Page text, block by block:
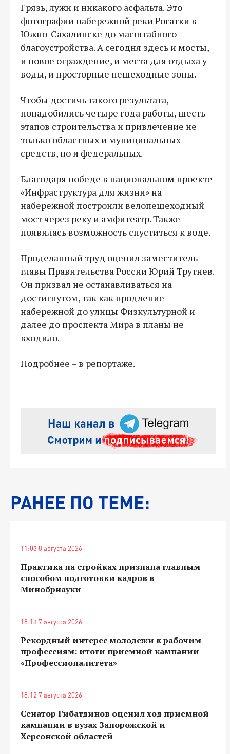
Грязь, лужи и никакого асфальта. Это
фотографии набережной реки Рогатки в
Южно-Сахалинске до масштабного
благоустройства. А сегодня здесь и мосты,
и новое ограждение, и места для отдыха у
воды, и просторные пешеходные зоны.
Чтобы достичь такого результата,
понадобились четыре года работы, шесть
этапов строительства и привлечение не
только областных и муниципальных
средств, но и федеральных.
Благодаря победе в национальном проекте
«Инфраструктура для жизни» на
набережной построили велопешеходный
мост через реку и амфитеатр. Также
появилась возможность спуститься к воде.
Проделанный труд оценил заместитель
главы Правительства России Юрий Трутнев.
Он призвал не останавливаться на
достигнутом, так как продление
набережной до улицы Физкультурной и
далее до проспекта Мира в планы не
входило.
Подробнее – в репортаже.
РАНЕЕ ПО ТЕМЕ:
11:03 8 августа 2026
Практика на стройках признана главным
способом подготовки кадров в
Минобрнауки
18:13 7 августа 2026
Рекордный интерес молодежи к рабочим
профессиям: итоги приемной кампании
«Профессионалитета»
18:12 7 августа 2026
Сенатор Гибатдинов оценил ход приемной
кампании в вузах Запорожской и
Херсонской областей